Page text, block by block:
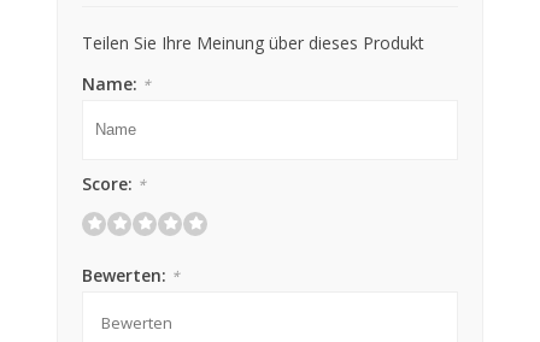
Teilen Sie Ihre Meinung über dieses Produkt
Name: *
Score: *
Bewerten: *